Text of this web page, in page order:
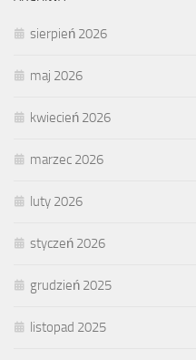
sierpień 2026
maj 2026
kwiecień 2026
marzec 2026
luty 2026
styczeń 2026
grudzień 2025
listopad 2025